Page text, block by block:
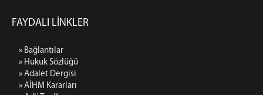
FAYDALI LİNKLER
» Bağlantılar
» Hukuk Sözlüğü
» Adalet Dergisi
» AİHM Kararları